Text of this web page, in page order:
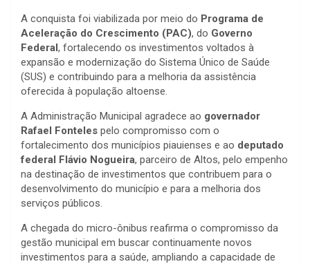
A conquista foi viabilizada por meio do Programa de
Aceleração do Crescimento (PAC), do Governo
Federal, fortalecendo os investimentos voltados à
expansão e modernização do Sistema Único de Saúde
(SUS) e contribuindo para a melhoria da assistência
oferecida à população altoense.
A Administração Municipal agradece ao governador
Rafael Fonteles pelo compromisso com o
fortalecimento dos municípios piauienses e ao deputado
federal Flávio Nogueira, parceiro de Altos, pelo empenho
na destinação de investimentos que contribuem para o
desenvolvimento do município e para a melhoria dos
serviços públicos.
A chegada do micro-ônibus reafirma o compromisso da
gestão municipal em buscar continuamente novos
investimentos para a saúde, ampliando a capacidade de